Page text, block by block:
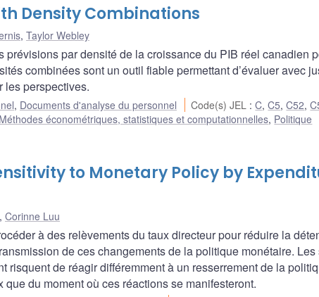
Density Combinations
, Taylor Webley
prévisions par densité de la croissance du PIB réel canadien
combinées sont un outil fiable permettant d’évaluer avec
les perspectives.
, Documents d'analyse du personnel Code(s) JEL :C,C5,C52,
Méthodes économétriques, statistiques et computationnelles, Politique
to Monetary Policy by
, Corinne Luu
à des relèvements du taux directeur pour réduire la
de ces changements de la politique monétaire. Les
risquent de réagir différemment à un resserrement de la
du moment où ces réactions se manifesteront.